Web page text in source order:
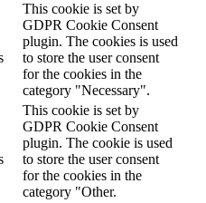
This cookie is set by
GDPR Cookie Consent
plugin. The cookies is used
to store the user consent
for the cookies in the
category "Necessary".
This cookie is set by
GDPR Cookie Consent
plugin. The cookie is used
to store the user consent
for the cookies in the
category "Other.